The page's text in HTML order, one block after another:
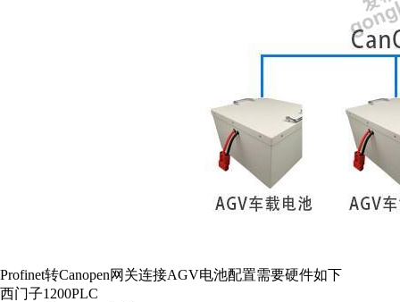
Profinet转Canopen网关连接AGV电池配置需要硬件如下
西门子1200PLC